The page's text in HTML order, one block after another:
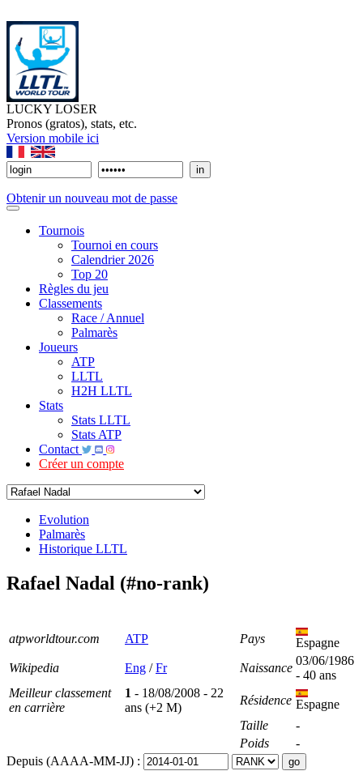
LUCKY LOSER
Pronos (gratos), stats, etc.
Version mobile ici
Obtenir un nouveau mot de passe
Tournois
Tournoi en cours
Calendrier 2026
Top 20
Règles du jeu
Classements
Race / Annuel
Palmarès
Joueurs
ATP
LLTL
H2H LLTL
Stats
Stats LLTL
Stats ATP
Contact
Créer un compte
Evolution
Palmarès
Historique LLTL
Rafael Nadal (#no-rank)
atpworldtour.com ATP Pays
Espagne
Wikipedia
Eng /Fr Naissance
03/06/1986
- 40 ans
Meilleur classement
en carrière
1 - 18/08/2008 - 22
ans (+2 M)
Résidence Espagne
Taille
-
Poids
-
Depuis (AAAA-MM-JJ) :